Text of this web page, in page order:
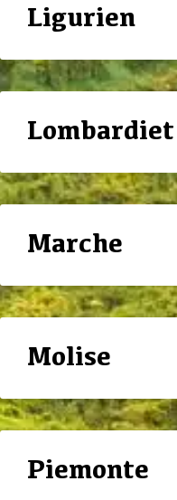
Ligurien
Lombardiet
Marche
Molise
Piemonte